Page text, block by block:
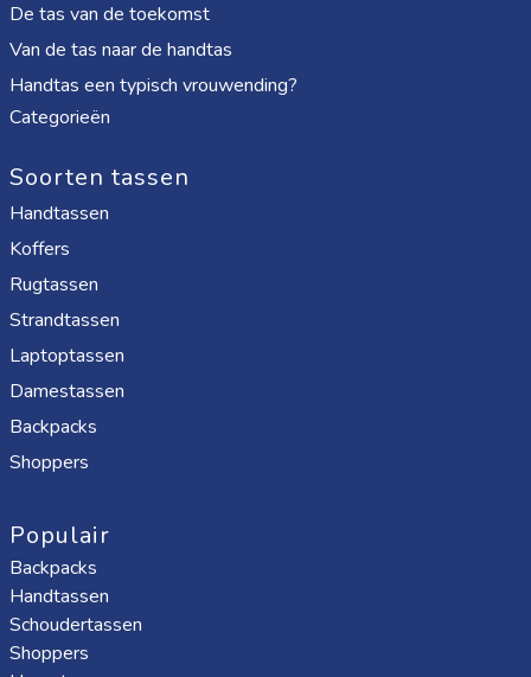
De tas van de toekomst
Van de tas naar de handtas
Handtas een typisch vrouwending?
Categorieën
Soorten tassen
Handtassen
Koffers
Rugtassen
Strandtassen
Laptoptassen
Damestassen
Backpacks
Shoppers
Populair
Backpacks
Handtassen
Schoudertassen
Shoppers